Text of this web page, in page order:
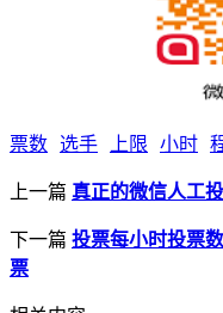
票数 选手 上限 小时
上一篇 真正的微信人工
下一篇 投票每小时投票
票